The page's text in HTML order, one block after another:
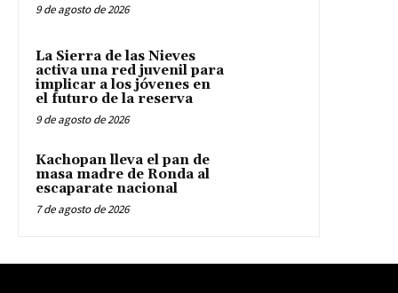
9 de agosto de 2026
La Sierra de las Nieves
activa una red juvenil para
implicar a los jóvenes en
el futuro de la reserva
9 de agosto de 2026
Kachopan lleva el pan de
masa madre de Ronda al
escaparate nacional
7 de agosto de 2026